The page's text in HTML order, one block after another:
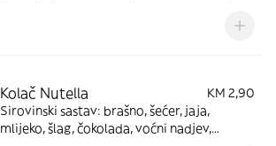
Kolač Nutella
KM 2,90
Sirovinski sastav: brašno, šećer, jaja,
mlijeko, šlag, čokolada, voćni nadjev,